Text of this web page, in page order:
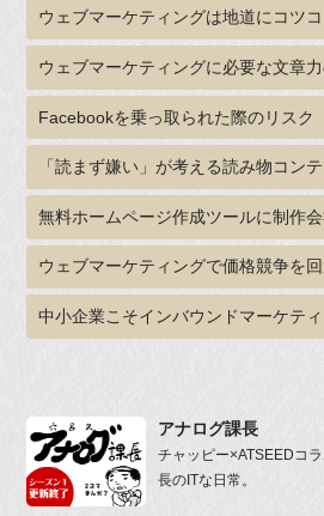
ウェブマーケティングは地道にコツ
ウェブマーケティングに必要な文章
Facebookを乗っ取られた際のリスク
「読まず嫌い」が考える読み物コン
無料ホームページ作成ツールに制作
ウェブマーケティングで価格競争を
中小企業こそインバウンドマーケテ
アナログ課長
チャッピー×ATSEEDコ
長のITな日常。